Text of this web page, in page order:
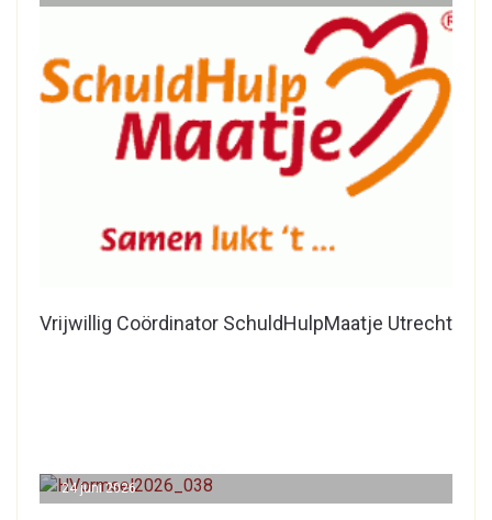
Vrijwillig Coördinator SchuldHulpMaatje Utrecht
24 juni 2026